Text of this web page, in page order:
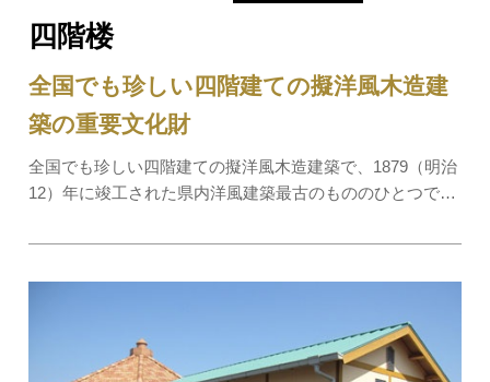
四階楼
全国でも珍しい四階建ての擬洋風木造建
築の重要文化財
全国でも珍しい四階建ての擬洋風木造建築で、1879（明治
12）年に竣工された県内洋風建築最古のもののひとつで
建物は、小方謙九郎を施主として、迎賓及び宿泊施設とし